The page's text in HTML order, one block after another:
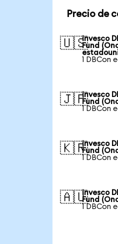
Precio de
🇺🇸Invesco
Fund
1 DBCon
🇯🇵Invesco
Fund
1 DBCon
🇰🇷Invesco
Fund
1 DBCon
🇦🇺Invesco
Fund
1 DBCon